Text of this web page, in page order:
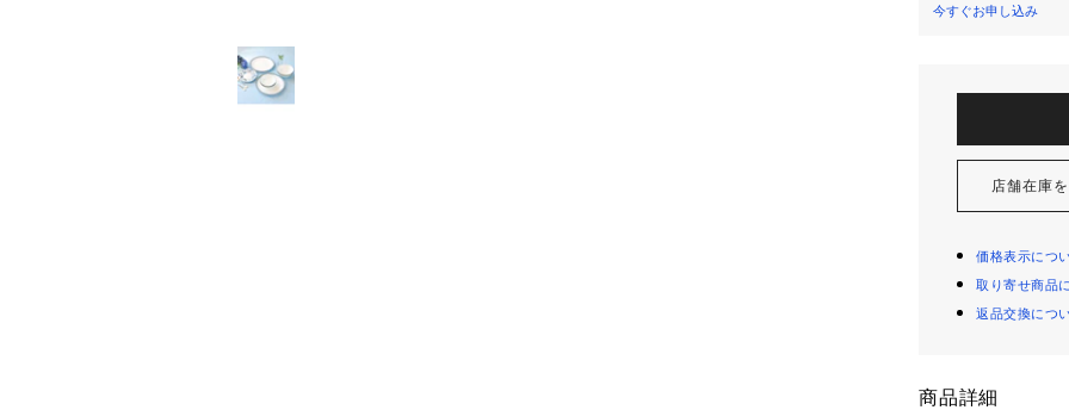
今すぐお申し込み
店舗在庫
価格表示につ
取り寄せ商品
返品交換につ
商品詳細